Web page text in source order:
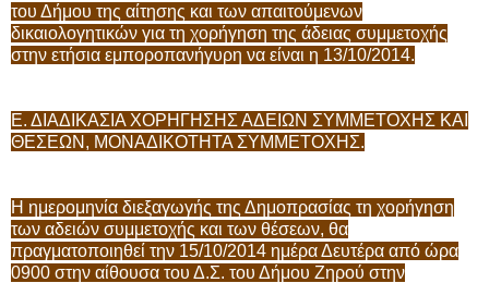
του Δήμου της αίτησης και των απαιτούμενων
δικαιολογητικών για τη χορήγηση της άδειας συμμετοχής
στην ετήσια εμποροπανήγυρη να είναι η 13/10/2014.
Ε. ΔΙΑΔΙΚΑΣΙΑ ΧΟΡΗΓΗΣΗΣ ΑΔΕΙΩΝ ΣΥΜΜΕΤΟΧΗΣ ΚΑΙ
ΘΕΣΕΩΝ, ΜΟΝΑΔΙΚΟΤΗΤΑ ΣΥΜΜΕΤΟΧΗΣ.
Η ημερομηνία διεξαγωγής της Δημοπρασίας τη χορήγηση
των αδειών συμμετοχής και των θέσεων, θα
πραγματοποιηθεί την 15/10/2014 ημέρα Δευτέρα από ώρα
0900 στην αίθουσα του Δ.Σ. του Δήμου Ζηρού στην